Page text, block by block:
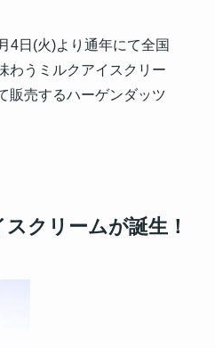
4日(火)より通年にて全国
わうミルクアイスクリー
販売するハーゲンダッツ
クリームが誕生！